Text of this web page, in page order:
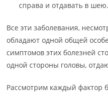
справа и отдавать в шею.
Все эти заболевания,
обладают одной общей
симптомов этих болезней
одной стороны головы,
Рассмотрим каждый фактор